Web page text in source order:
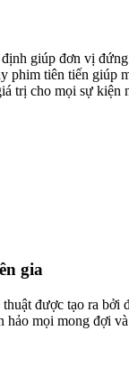
giúp đơn vị
phim tiên tiến
trị cho mọi sự kiện
gia
được tạo ra
mọi mong đợi